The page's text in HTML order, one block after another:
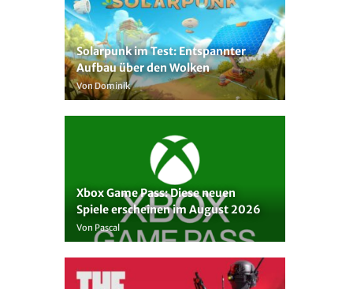
Solarpunk im Test: Entspannter
Aufbau über den Wolken
Von Dominik
Xbox Game Pass: Diese neuen
Spiele erscheinen im August 2026
Von Pascal